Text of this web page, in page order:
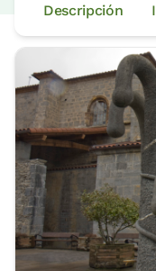
Descripción